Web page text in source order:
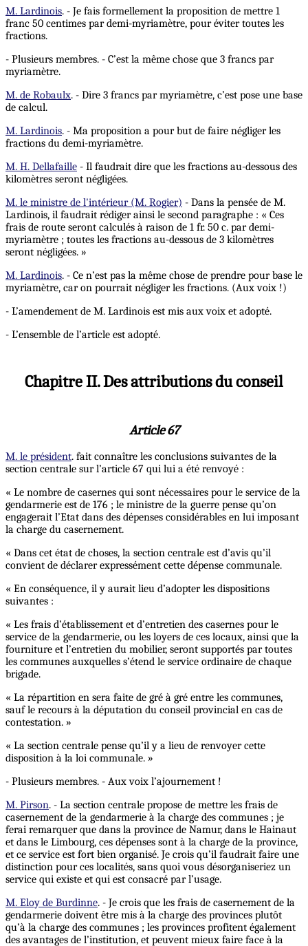
M. Lardinois. - Je fais formellement la proposition de mettre 1
franc 50 centimes par demi-myriamètre, pour éviter toutes les
fractions.
- Plusieurs membres. - C’est la même chose que 3 francs par
myriamètre.
M. de Robaulx. - Dire 3 francs par myriamètre, c’est pose une base
de calcul.
M. Lardinois. - Ma proposition a pour but de faire négliger les
fractions du demi-myriamètre.
M. H. Dellafaille - Il faudrait dire que les fractions au-dessous des
kilomètres seront négligées.
M. le ministre de l'intérieur (M. Rogier) - Dans la pensée de M.
Lardinois, il faudrait rédiger ainsi le second paragraphe : « Ces
frais de route seront calculés à raison de 1 fr. 50 c. par demi-
myriamètre ; toutes les fractions au-dessous de 3 kilomètres
seront négligées. »
M. Lardinois. - Ce n’est pas la même chose de prendre pour base le
myriamètre, car on pourrait négliger les fractions. (Aux voix !)
- L’amendement de M. Lardinois est mis aux voix et adopté.
- L’ensemble de l’article est adopté.
Chapitre II. Des attributions du conseil
Article 67
M. le président. fait connaître les conclusions suivantes de la
section centrale sur l’article 67 qui lui a été renvoyé :
« Le nombre de casernes qui sont nécessaires pour le service de la
gendarmerie est de 176 ; le ministre de la guerre pense qu’on
engagerait l’Etat dans des dépenses considérables en lui imposant
la charge du casernement.
« Dans cet état de choses, la section centrale est d’avis qu’il
convient de déclarer expressément cette dépense communale.
« En conséquence, il y aurait lieu d’adopter les dispositions
suivantes :
« Les frais d’établissement et d’entretien des casernes pour le
service de la gendarmerie, ou les loyers de ces locaux, ainsi que la
fourniture et l’entretien du mobilier, seront supportés par toutes
les communes auxquelles s’étend le service ordinaire de chaque
brigade.
« La répartition en sera faite de gré à gré entre les communes,
sauf le recours à la députation du conseil provincial en cas de
contestation. »
« La section centrale pense qu’il y a lieu de renvoyer cette
disposition à la loi communale. »
- Plusieurs membres. - Aux voix l’ajournement !
M. Pirson. - La section centrale propose de mettre les frais de
casernement de la gendarmerie à la charge des communes ; je
ferai remarquer que dans la province de Namur, dans le Hainaut
et dans le Limbourg, ces dépenses sont à la charge de la province,
et ce service est fort bien organisé. Je crois qu’il faudrait faire une
distinction pour ces localités, sans quoi vous désorganiseriez un
service qui existe et qui est consacré par l’usage.
M. Eloy de Burdinne. - Je crois que les frais de casernement de la
gendarmerie doivent être mis à la charge des provinces plutôt
qu’à la charge des communes ; les provinces profitent également
des avantages de l’institution, et peuvent mieux faire face à la